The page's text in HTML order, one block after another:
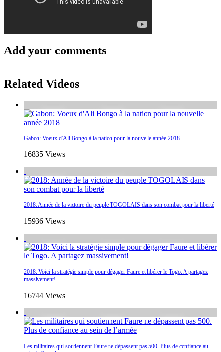
Add your comments
Related Videos
Gabon: Voeux d'Ali Bongo à la nation pour la nouvelle année 2018
16835 Views
2018: Année de la victoire du peuple TOGOLAIS dans son combat pour la liberté
15936 Views
2018: Voici la stratégie simple pour dégager Faure et libérer le Togo. A partagez
massivement!
16744 Views
Les militaires qui soutiennent Faure ne dépassent pas 500. Plus de confiance au